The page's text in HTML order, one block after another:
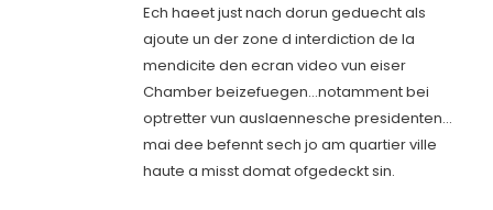
Ech haeet just nach dorun geduecht als
ajoute un der zone d interdiction de la
mendicite den ecran video vun eiser
Chamber beizefuegen…notamment bei
optretter vun auslaennesche presidenten…
mai dee befennt sech jo am quartier ville
haute a misst domat ofgedeckt sin.